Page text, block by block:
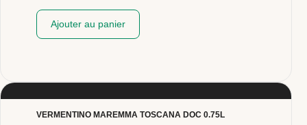
Ajouter au panier
VERMENTINO MAREMMA TOSCANA DOC 0.75L